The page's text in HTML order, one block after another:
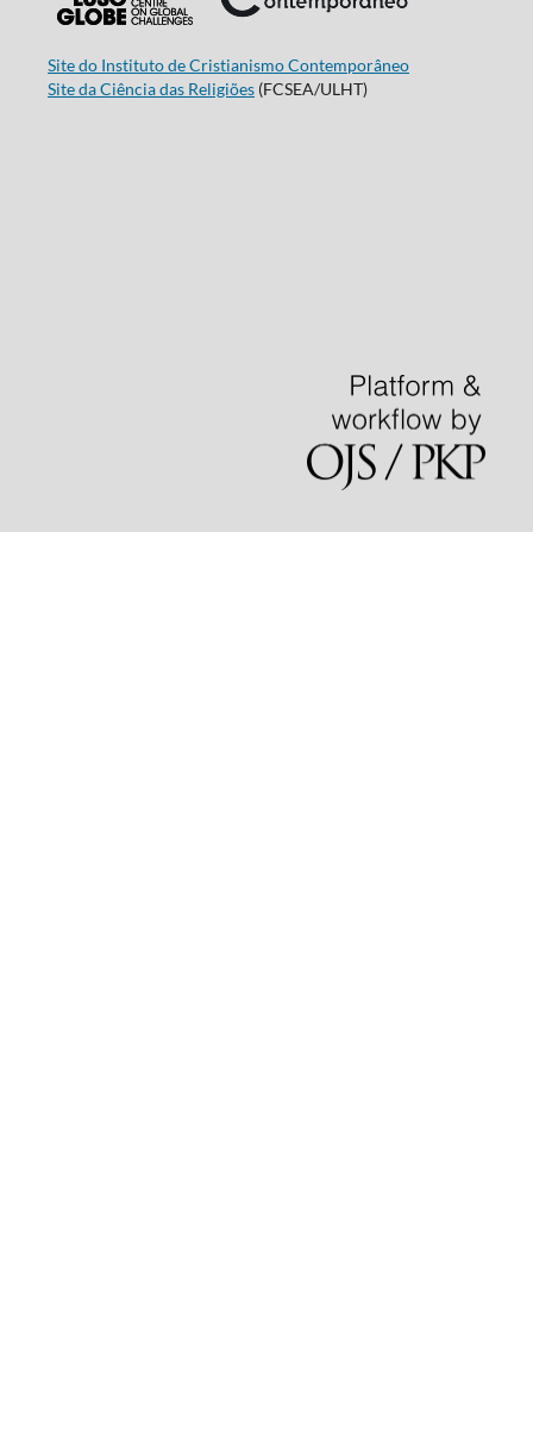
Site do Instituto de Cristianismo Contemporâneo
Site da Ciência das Religiões(FCSEA/ULHT)